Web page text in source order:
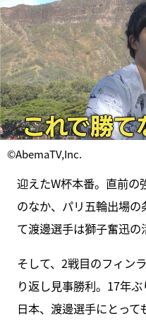
©AbemaTV,Inc.
迎えたW杯本番。直前の
のなか、パリ五輪出場
て渡邊選手は獅子奮迅の
そして、2戦目のフィン
り返し見事勝利。17年
日本、渡邊選手にとっ